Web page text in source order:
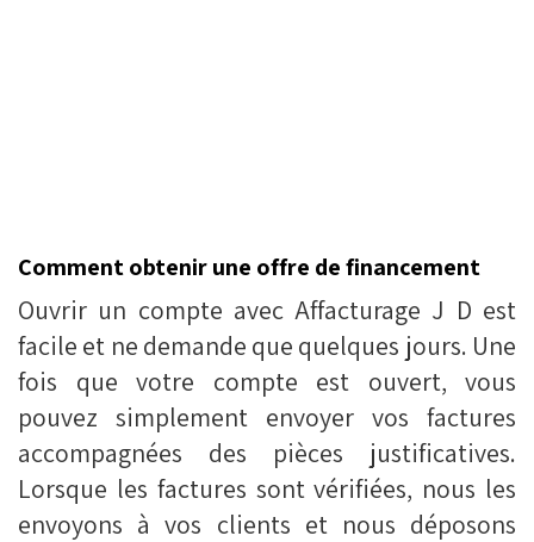
Comment obtenir une offre de financement
Ouvrir un compte avec Affacturage J D est
facile et ne demande que quelques jours. Une
fois que votre compte est ouvert, vous
pouvez simplement envoyer vos factures
accompagnées des pièces justificatives.
Lorsque les factures sont vérifiées, nous les
envoyons à vos clients et nous déposons